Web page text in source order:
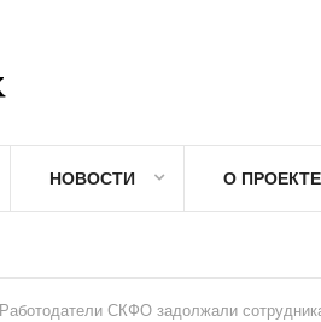
НОВОСТИ О ПРОЕКТЕ
Работодатели СКФО задолжали